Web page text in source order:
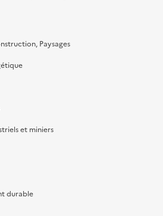
Paysages
et miniers
durable